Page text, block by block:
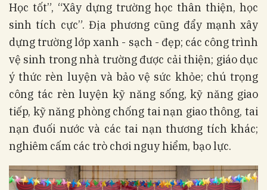
Học tốt”, “Xây dựng trường học thân thiện, học
sinh tích cực”. Địa phương cũng đẩy mạnh xây
dựng trường lớp xanh - sạch - đẹp; các công trình
vệ sinh trong nhà trường được cải thiện; giáo dục
ý thức rèn luyện và bảo vệ sức khỏe; chú trọng
công tác rèn luyện kỹ năng sống, kỹ năng giao
tiếp, kỹ năng phòng chống tai nạn giao thông, tai
nạn đuối nước và các tai nạn thương tích khác;
nghiêm cấm các trò chơi nguy hiểm, bạo lực.